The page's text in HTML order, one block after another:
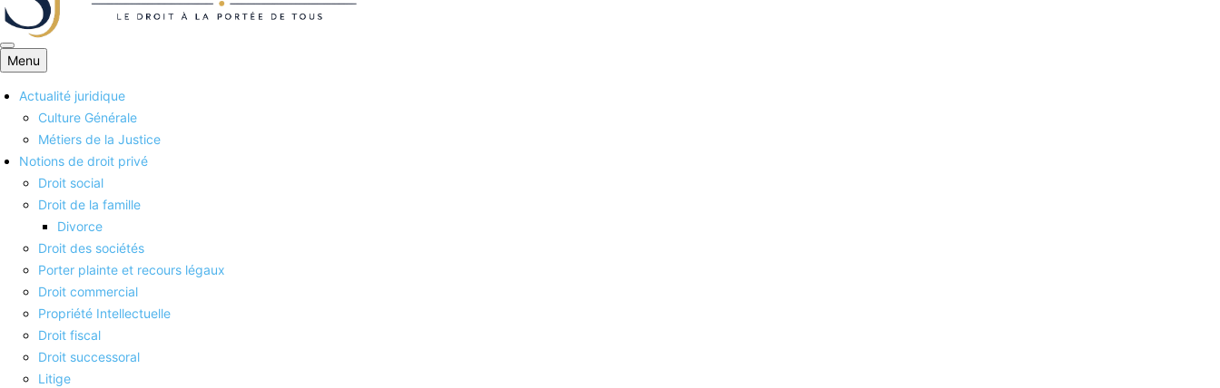
Savoirs juridiques
Menu
Actualité juridique
Culture Générale
Métiers de la Justice
Notions de droit privé
Droit social
Droit de la famille
Divorce
Droit des sociétés
Porter plainte et recours légaux
Droit commercial
Propriété Intellectuelle
Droit fiscal
Droit successoral
Litige